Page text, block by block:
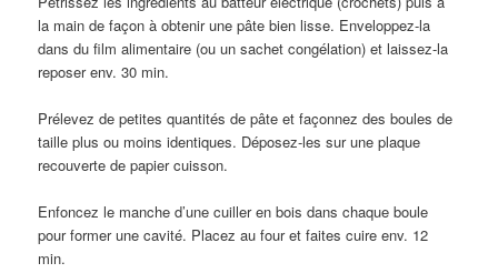
la main de façon à obtenir une pâte bien lisse. Enveloppez-la
dans du film alimentaire (ou un sachet congélation) et laissez-la
reposer env. 30 min.
Prélevez de petites quantités de pâte et façonnez des boules de
taille plus ou moins identiques. Déposez-les sur une plaque
recouverte de papier cuisson.
Enfoncez le manche d’une cuiller en bois dans chaque boule
pour former une cavité. Placez au four et faites cuire env. 12
min.